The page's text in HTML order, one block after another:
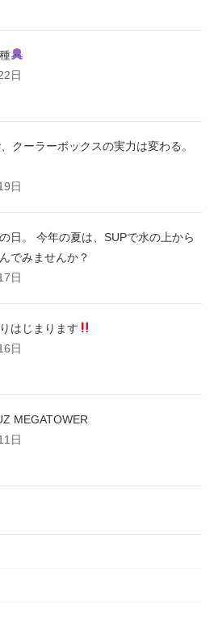
日
クーラーボックスの実力は変わる。
日
日。 今年の夏は、SUPで水の上から
でみませんか？
日
はじまります
日
MEGATOWER
日